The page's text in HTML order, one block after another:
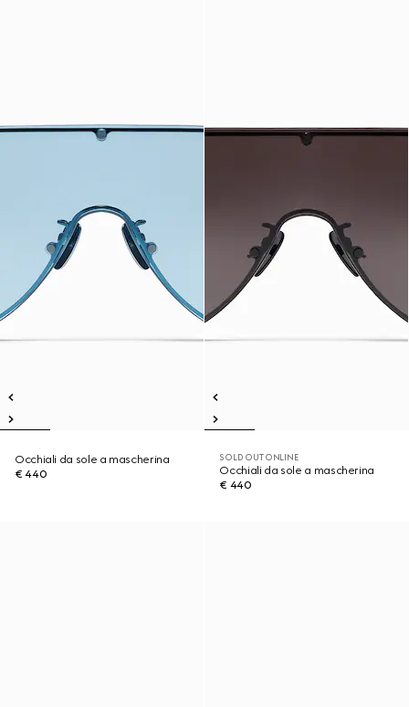
Occhiali da sole a mascherina
€ 440
SOLD OUT ONLINE
Occhiali da sole a mascherina
€ 440